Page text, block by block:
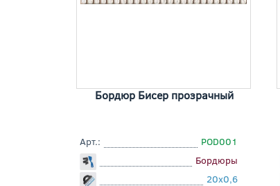
Бордюр Бисер прозрачный
Арт.:
POD001
Бордюры
20x0,6